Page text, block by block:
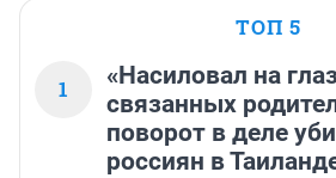
ТОП 5
1
«Насиловал на
связанных
поворот в деле
россиян в